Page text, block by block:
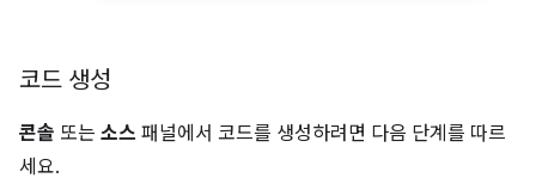
코드 생성
콘솔 또는 소스 패널에서 코드를 생성하려면 다음 단계를 따르
세요.